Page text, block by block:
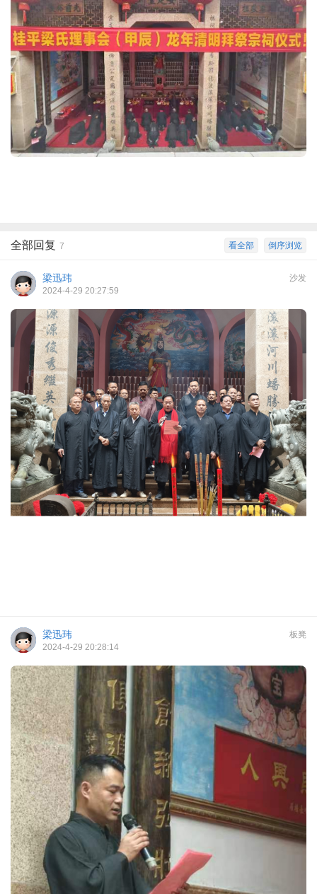
倒序浏览
看全部
全部回复 7
沙发
梁迅玮
2024-4-29 20:27:59
板凳
梁迅玮
2024-4-29 20:28:14